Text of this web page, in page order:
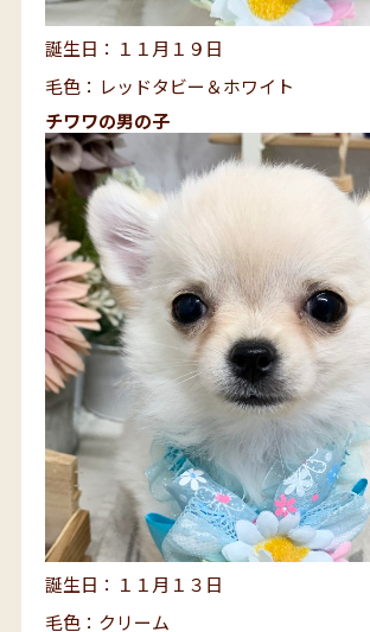
誕生日：１１月１９日
毛色：レッドタビー＆ホワイト
チワワの男の子
誕生日：１１月１３日
毛色：クリーム